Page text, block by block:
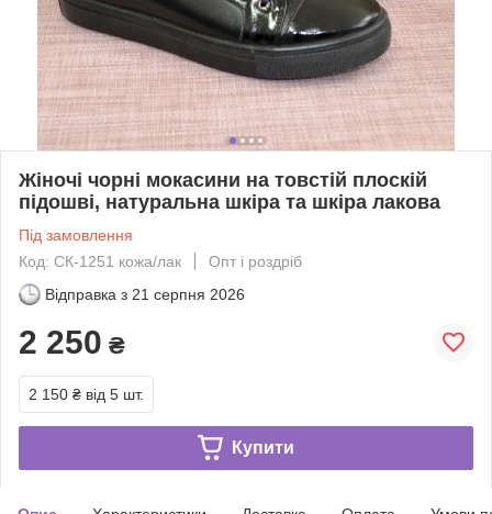
Жіночі чорні мокасини на товстій плоскій
підошві, натуральна шкіра та шкіра лакова
Під замовлення
Код: СК-1251 кожа/лак
Опт і роздріб
Відправка з 21 серпня 2026
2 250 ₴
2 150 ₴ від 5 шт.
Купити